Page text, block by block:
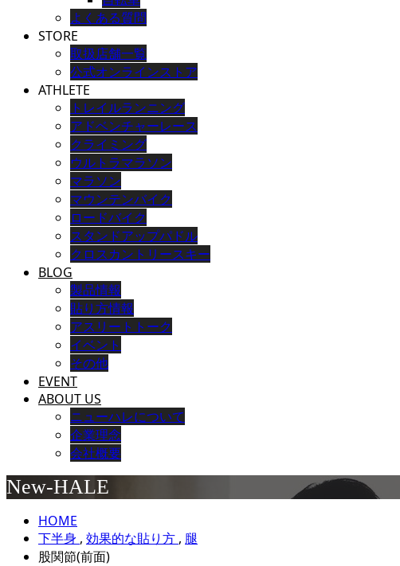
よくある質問
STORE
取扱店舗一覧
公式オンラインストア
ATHLETE
トレイルランニング
アドベンチャーレース
クライミング
ウルトラマラソン
マラソン
マウンテンバイク
ロードバイク
スタンドアップパドル
クロスカントリースキー
BLOG
製品情報
貼り方情報
アスリートトーク
イベント
その他
EVENT
ABOUT US
ニューハレについて
企業理念
会社概要
New-HALE
HOME
下半身 , 効果的な貼り方 , 腿
股関節(前面)